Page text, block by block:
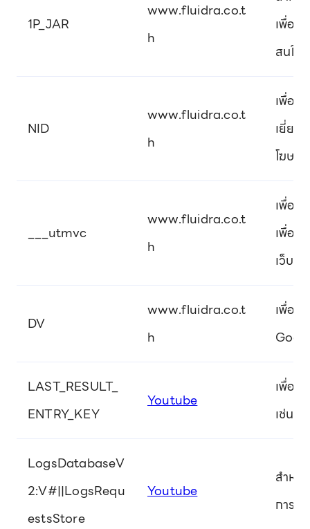
1P_JAR
www.fluidra.co.t
h
เพื่อป
สนใจ
NID
www.fluidra.co.t
h
เพื่อบั
เยี่ยม
โฆษณ
___utmvc
www.fluidra.co.t
h
เพื่อร
เพื่อป
เว็บไ
DV
www.fluidra.co.t
h
เพื่อต
LAST_RESULT_
ENTRY_KEY
Youtube
เพื่อติ
เช่น
LogsDatabaseV
2:V#||LogsRequ
estsStore
Youtube
สำหรั
การรั